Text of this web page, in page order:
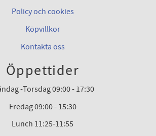
Policy och cookies
Köpvillkor
Kontakta oss
Öppettider
-Torsdag 09:00 - 17:30
Fredag 09:00 - 15:30
Lunch 11:25-11:55